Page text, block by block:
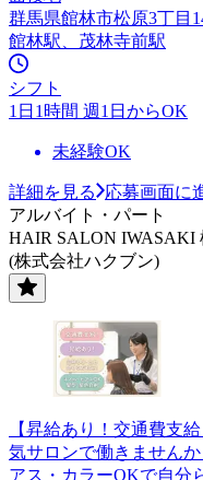
群馬県館林市松原3丁目
館林駅、茂林寺前駅
シフト
1日1時間 週1日からOK
未経験OK
詳細を見る
応募画面に
アルバイト・パート
HAIR SALON IWASAKI
(株式会社ハクブン)
【昇給あり！交通費支
気サロンで働きません
アス・カラーOKで自分